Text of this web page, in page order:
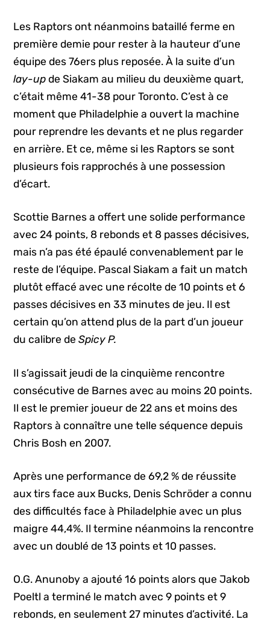
Les Raptors ont néanmoins bataillé ferme en
première demie pour rester à la hauteur d’une
équipe des 76ers plus reposée. À la suite d’un
lay-upde Siakam au milieu du deuxième quart,
c’était même 41-38 pour Toronto. C’est à ce
moment que Philadelphie a ouvert la machine
pour reprendre les devants et ne plus regarder
en arrière. Et ce, même si les Raptors se sont
plusieurs fois rapprochés à une possession
d’écart.
Scottie Barnes a offert une solide performance
avec 24 points, 8 rebonds et 8 passes décisives,
mais n’a pas été épaulé convenablement par le
reste de l’équipe. Pascal Siakam a fait un match
plutôt effacé avec une récolte de 10 points et 6
passes décisives en 33 minutes de jeu. Il est
certain qu’on attend plus de la part d’un joueur
du calibre deSpicy P.
Il s’agissait jeudi de la cinquième rencontre
consécutive de Barnes avec au moins 20 points.
Il est le premier joueur de 22 ans et moins des
Raptors à connaître une telle séquence depuis
Chris Bosh en 2007.
Après une performance de 69,2 % de réussite
aux tirs face aux Bucks, Denis Schröder a connu
des difficultés face à Philadelphie avec un plus
maigre 44,4%. Il termine néanmoins la rencontre
avec un doublé de 13 points et 10 passes.
O.G. Anunoby a ajouté 16 points alors que Jakob
Poeltl a terminé le match avec 9 points et 9
rebonds, en seulement 27 minutes d’activité. La